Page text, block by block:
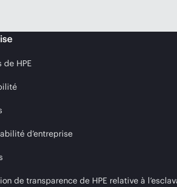
de HPE
d’entreprise
de transparence de HPE relative à